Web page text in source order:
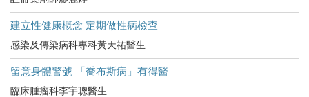
建立性健康概念 定期做性病檢查
感染及傳染病科專科黃天祐醫生
留意身體警號 「喬布斯病」有得醫
臨床腫瘤科李宇聰醫生